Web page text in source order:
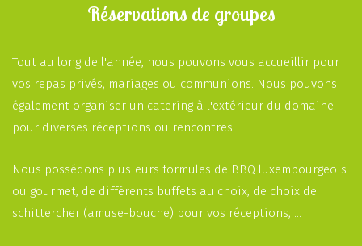
Réservations de groupes
Tout au long de l'année, nous pouvons vous accueillir pour
vos repas privés, mariages ou communions. Nous pouvons
également organiser un catering à l'extérieur du domaine
pour diverses réceptions ou rencontres.
Nous possédons plusieurs formules de BBQ luxembourgeois
ou gourmet, de différents buffets au choix, de choix de
schittercher (amuse-bouche) pour vos réceptions, ...